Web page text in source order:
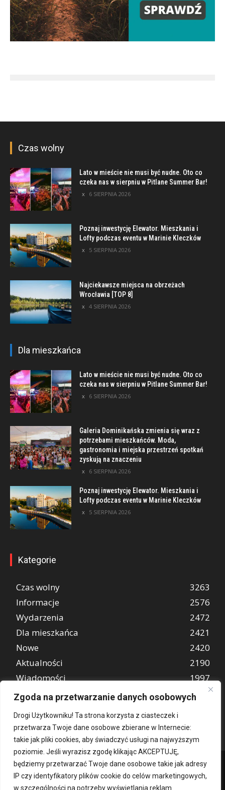
Zgoda na przetwarzanie danych osobowych
Drogi Użytkowniku! Ta strona korzysta z ciasteczek i
przetwarza Twoje dane osobowe zbierane w Internecie:
takie jak pliki cookies, aby świadczyć usługi na najwyższym
poziomie. Jeśli wyrazisz zgodę klikając AKCEPTUJĘ,
będziemy przetwarzać Twoje dane osobowe takie jak adresy
IP czy identyfikatory plików cookie do celów marketingowych,
w szczególności na potrzeby wyświetlania reklam
Czas wolny
Lato w mieście nie musi być nudne. Oto co
czeka nas w sierpniu w Pitlane Summer Bar!
6 SIERPNIA 2026
Poznaj inwestycję Elewator. Mieszkania i
Lofty podczas eventu w Marinie Kleczków
5 SIERPNIA 2026
Najciekawsze miejsca na obrzeżach
Wrocławia [TOP 8]
4 SIERPNIA 2026
Dla mieszkańca
Lato w mieście nie musi być nudne. Oto co
czeka nas w sierpniu w Pitlane Summer Bar!
6 SIERPNIA 2026
Galeria Dominikańska zmienia się wraz z
potrzebami mieszkańców. Moda,
gastronomia i miejska przestrzeń spotkań
zyskują na znaczeniu
6 SIERPNIA 2026
Poznaj inwestycję Elewator. Mieszkania i
Lofty podczas eventu w Marinie Kleczków
5 SIERPNIA 2026
Kategorie
Czas wolny
3263
Informacje
2576
Wydarzenia
2472
Dla mieszkańca
2421
Nowe
2420
Aktualności
2190
Wiadomości
1997
REKLAMA
849